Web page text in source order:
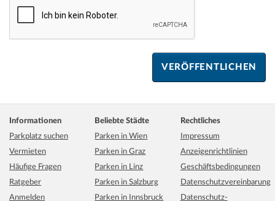
Informationen
Parkplatz suchen
Vermieten
Häufige Fragen
Ratgeber
Anmelden
Beliebte Städte
Parken in Wien
Parken in Graz
Parken in Linz
Parken in Salzburg
Parken in Innsbruck
Rechtliches
Impressum
Anzeigenrichtlinien
Geschäftsbedingungen
Datenschutzvereinbarung
Datenschutz-